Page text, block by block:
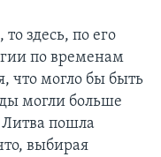
здесь, по его
по временам
что могло бы быть
могли больше
пошла
выбирая